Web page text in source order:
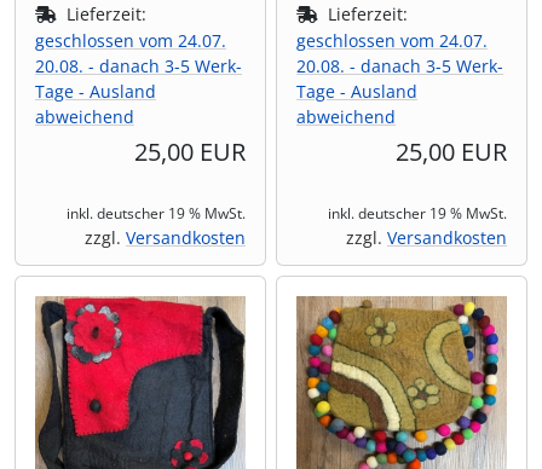
Lieferzeit:
geschlossen vom 24.07.
20.08. - danach 3-5 Werk-
Tage - Ausland
abweichend
25,00 EUR
inkl. deutscher 19 % MwSt.
zzgl. Versandkosten
Lieferzeit:
geschlossen vom 24.07.
20.08. - danach 3-5 Werk-
Tage - Ausland
abweichend
25,00 EUR
inkl. deutscher 19 % MwSt.
zzgl. Versandkosten